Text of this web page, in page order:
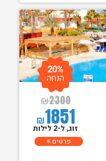
₪2300
₪1851
20%
הנחה
זוג, ל-2 לילות
פרטים